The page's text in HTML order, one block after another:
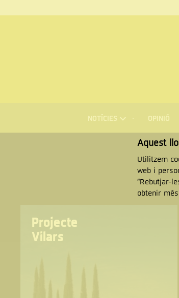
NOTÍCIES OPINIÓ
Projecte
Vilars
Aquest
Utilitzem
web i
“Rebutjar-
obtenir